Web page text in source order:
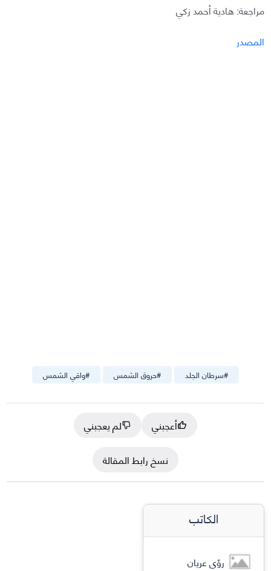
مراجعة: هادية أحمد زكي
المصدر
#واقي الشمس #حروق الشمس #سرطان الجلد
أعجبني
لم يعجبني
نسخ رابط المقالة
الكاتب
رؤى عريان